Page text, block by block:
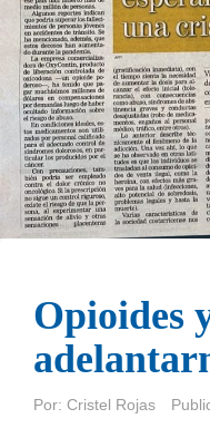
Opioides
Por: Cristel Rojas